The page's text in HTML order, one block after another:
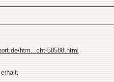
htm...cht-58588.html